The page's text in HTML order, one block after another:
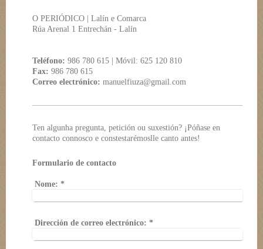
O PERIÓDICO | Lalín e Comarca
Rúa Arenal 1 Entrechán - Lalín
Teléfono: 986 780 615 | Móvil: 625 120 810
Fax: 986 780 615
Correo electrónico: manuelfiuza@gmail.com
Ten algunha pregunta, petición ou suxestión? ¡Póñase en
contacto connosco e constestarémoslle canto antes!
Formulario de contacto
Nome: *
Dirección de correo electrónico: *